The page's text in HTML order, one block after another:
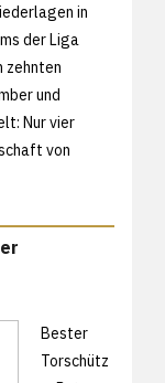
in
der Liga
zehnten
und
Nur vier
von
Bester
Torschütz